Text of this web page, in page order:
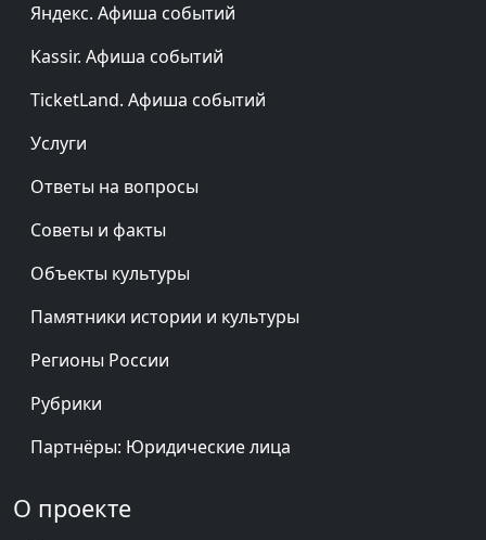
Яндекс. Афиша событий
Kassir. Афиша событий
TicketLand. Афиша событий
Услуги
Ответы на вопросы
Советы и факты
Объекты культуры
Памятники истории и культуры
Регионы России
Рубрики
Партнёры: Юридические лица
О проекте